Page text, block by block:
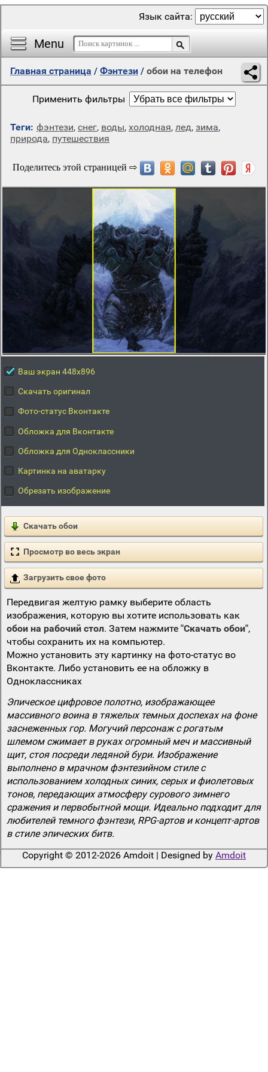
Menu
Язык сайта:
Главная страница / Фэнтези / обои на телефон
Применить фильтры
Теги: фэнтези, снег, воды, холодная, лед, зима,
природа, путешествия
Ваш экран 448x896
Скачать оригинал
Фото-статус Вконтакте
Обложка для Вконтакте
Обложка для Одноклассники
Картинка на аватарку
Обрезать изображение
Скачать обои
Просмотр во весь экран
Загрузить свое фото
Передвигая желтую рамку выберите область
изображения, которую вы хотите использовать как
обои на рабочий стол. Затем нажмите "Скачать обои",
чтобы сохранить их на компьютер.
Можно установить эту картинку на фото-статус во
Вконтакте. Либо установить ее на обложку в
Одноклассниках
Эпическое цифровое полотно, изображающее
массивного воина в тяжелых темных доспехах на фоне
заснеженных гор. Могучий персонаж с рогатым
шлемом сжимает в руках огромный меч и массивный
щит, стоя посреди ледяной бури. Изображение
выполнено в мрачном фэнтезийном стиле с
использованием холодных синих, серых и фиолетовых
тонов, передающих атмосферу сурового зимнего
сражения и первобытной мощи. Идеально подходит для
любителей темного фэнтези, RPG-артов и концепт-артов
в стиле эпических битв.
Copyright © 2012-2026 Amdoit | Designed by Amdoit